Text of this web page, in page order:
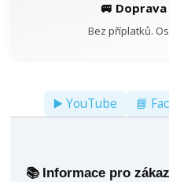
🚐
Bez příplatků.
▶️ YouTube 📘
📚 Informace pro